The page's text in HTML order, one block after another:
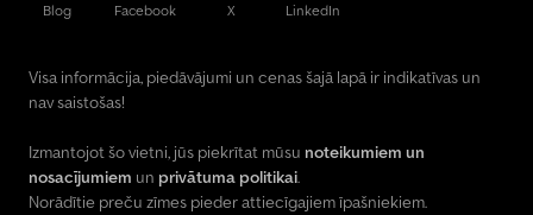
Blog Facebook X LinkedIn
Visa informācija, piedāvājumi un cenas šajā lapā ir indikatīvas un
nav saistošas!
Izmantojot šo vietni, jūs piekrītat mūsu noteikumiem un
nosacījumiem un privātuma politikai.
Norādītie preču zīmes pieder attiecīgajiem īpašniekiem.